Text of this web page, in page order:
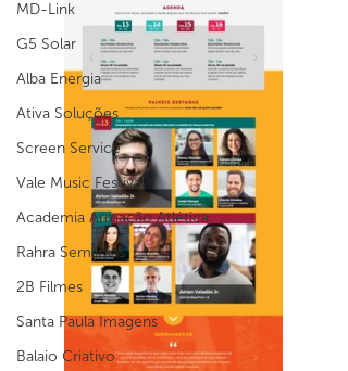
MD-Link
G5 Solar
Alba Energia
Ativa Soluções
Screen Service
Vale Music Festival
Academia Armação Atlética
Rahra Semijóias
2B Filmes
Santa Paula Imagens
Balaio Criativo